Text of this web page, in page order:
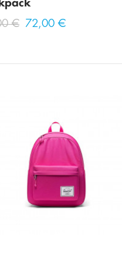
€ 72,00 €